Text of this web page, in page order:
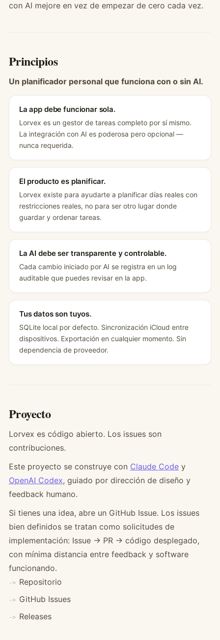
con AI mejore en vez de empezar de cero cada vez.
Principios
Un planificador personal que funciona con o sin AI.
La app debe funcionar sola.
Lorvex es un gestor de tareas completo por sí mismo.
La integración con AI es poderosa pero opcional —
nunca requerida.
El producto es planificar.
Lorvex existe para ayudarte a planificar días reales con
restricciones reales, no para ser otro lugar donde
guardar y ordenar tareas.
La AI debe ser transparente y controlable.
Cada cambio iniciado por AI se registra en un log
auditable que puedes revisar en la app.
Tus datos son tuyos.
SQLite local por defecto. Sincronización iCloud entre
dispositivos. Exportación en cualquier momento. Sin
dependencia de proveedor.
Proyecto
Lorvex es código abierto. Los issues son
contribuciones.
Este proyecto se construye con Claude Codey
OpenAI Codex, guiado por dirección de diseño y
feedback humano.
Si tienes una idea, abre un GitHub Issue. Los issues
bien definidos se tratan como solicitudes de
implementación: Issue → PR → código desplegado,
con mínima distancia entre feedback y software
funcionando.
Repositorio
GitHub Issues
Releases